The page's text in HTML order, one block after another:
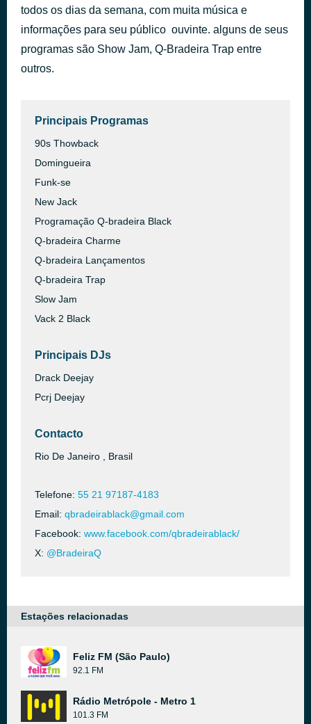
todos os dias da semana, com muita música e
informações para seu público ouvinte. alguns de seus
programas são Show Jam, Q-Bradeira Trap entre
outros.
Principais Programas
90s Thowback
Domingueira
Funk-se
New Jack
Programação Q-bradeira Black
Q-bradeira Charme
Q-bradeira Lançamentos
Q-bradeira Trap
Slow Jam
Vack 2 Black
Principais DJs
Drack Deejay
Pcrj Deejay
Contacto
Rio De Janeiro , Brasil
Telefone: 55 21 97187-4183
Email: qbradeirablack@gmail.com
Facebook: www.facebook.com/qbradeirablack/
X: @BradeiraQ
Estações relacionadas
Feliz FM (São Paulo)
92.1 FM
Rádio Metrópole - Metro 1
101.3 FM